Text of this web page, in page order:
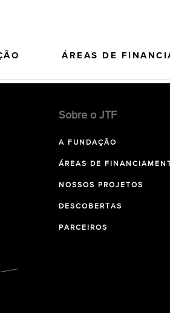
ÁREAS DE
Sobre o JTF
A FUNDAÇÃO
ÁREAS DE
NOSSOS PROJETOS
DESCOBERTAS
PARCEIROS